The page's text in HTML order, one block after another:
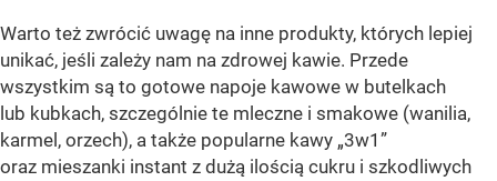
Warto też zwrócić uwagę na inne produkty, których lepiej
unikać, jeśli zależy nam na zdrowej kawie. Przede
wszystkim są to gotowe napoje kawowe w butelkach
lub kubkach, szczególnie te mleczne i smakowe (wanilia,
karmel, orzech), a także popularne kawy „3w1”
oraz mieszanki instant z dużą ilością cukru i szkodliwych